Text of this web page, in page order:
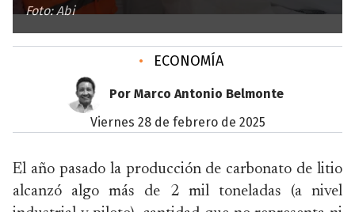
Foto: Abi
• ECONOMÍA
Por Marco Antonio Belmonte
viernes 28 de febrero de 2025
El año pasado la producción de carbonato de litio
alcanzó algo más de 2 mil toneladas (a nivel